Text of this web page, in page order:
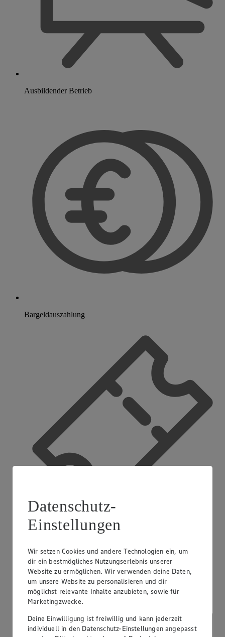
Ausbildender Betrieb
Bargeldauszahlung
Datenschutz-
Einstellungen
Wir setzen Cookies und andere Technologien ein, um
dir ein bestmögliches Nutzungserlebnis unserer
Website zu ermöglichen. Wir verwenden deine Daten,
um unsere Website zu personalisieren und dir
möglichst relevante Inhalte anzubieten, sowie für
Marketingzwecke.
Deine Einwilligung ist freiwillig und kann jederzeit
individuell in den Datenschutz-Einstellungen angepasst